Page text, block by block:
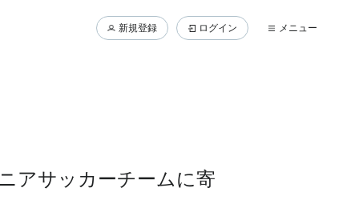
新規登録 ログイン メニュー
アサッカーチームに寄